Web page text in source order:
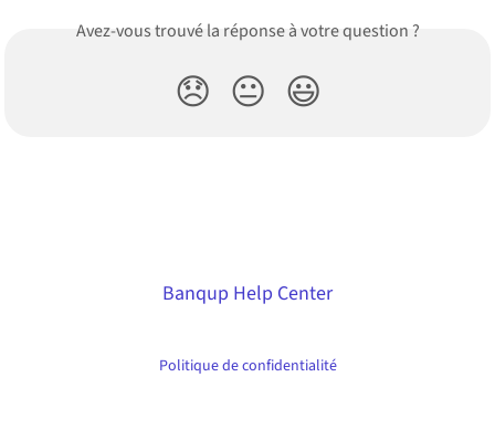
Avez-vous trouvé la réponse à votre question ?
😞 😐 😃
Banqup Help Center
Politique de confidentialité